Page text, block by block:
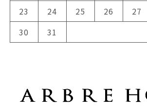
23
24 25 26 27
30
31